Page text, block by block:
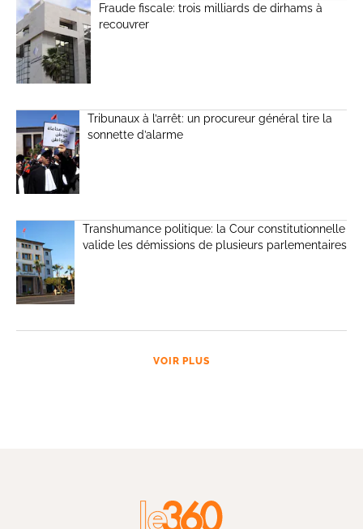
Fraude fiscale: trois milliards de dirhams à
recouvrer
Tribunaux à l’arrêt: un procureur général tire la
sonnette d’alarme
Transhumance politique: la Cour constitutionnelle
valide les démissions de plusieurs parlementaires
VOIR PLUS